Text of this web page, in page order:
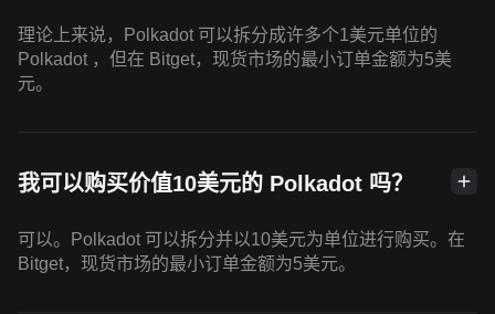
理论上来说，Polkadot 可以拆分成许多个1美元单位的
Polkadot ，但在 Bitget，现货市场的最小订单金额为5美
元。
我可以购买价值10美元的 Polkadot 吗？
可以。Polkadot 可以拆分并以10美元为单位进行购买。在
Bitget，现货市场的最小订单金额为5美元。